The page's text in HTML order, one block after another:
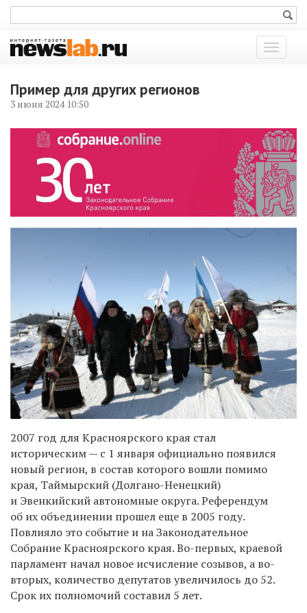
Показать
меню
Пример для других регионов
3 июня 2024 10:50
2007 год для Красноярского края стал
историческим — с 1 января официально появился
новый регион, в состав которого вошли помимо
края, Таймырский (Долгано-Ненецкий)
и Эвенкийский автономные округа. Референдум
об их объединении прошел еще в 2005 году.
Повлияло это событие и на Законодательное
Собрание Красноярского края. Во-первых, краевой
парламент начал новое исчисление созывов, а во-
вторых, количество депутатов увеличилось до 52.
Срок их полномочий составил 5 лет.